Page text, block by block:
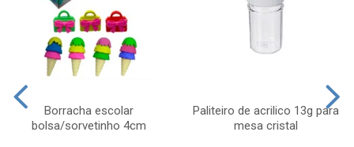
Borracha escolar
bolsa/sorvetinho 4cm
Paliteiro de acrilico 13g para
mesa cristal